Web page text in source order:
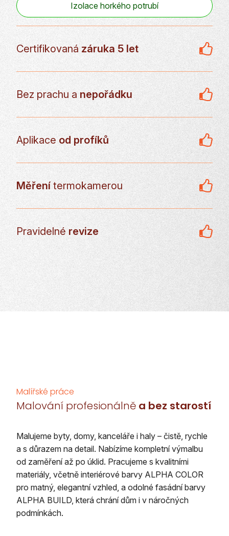
Izolace horkého potrubí
Certifikovaná záruka 5 let
Bez prachu anepořádku
Aplikace od profíků
Měřenítermokamerou
Pravidelné revize
Malířské práce
Malování profesionálně a bez starostí
Malujeme byty, domy, kanceláře i haly – čistě, rychle
a s důrazem na detail. Nabízíme kompletní výmalbu
od zaměření až po úklid. Pracujeme s kvalitními
materiály, včetně interiérové barvy ALPHA COLOR
pro matný, elegantní vzhled, a odolné fasádní barvy
ALPHA BUILD, která chrání dům i v náročných
podmínkách.